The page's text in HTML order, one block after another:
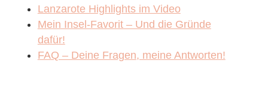
Lanzarote Highlights im Video
Mein Insel-Favorit – Und die Gründe
dafür!
FAQ – Deine Fragen, meine Antworten!